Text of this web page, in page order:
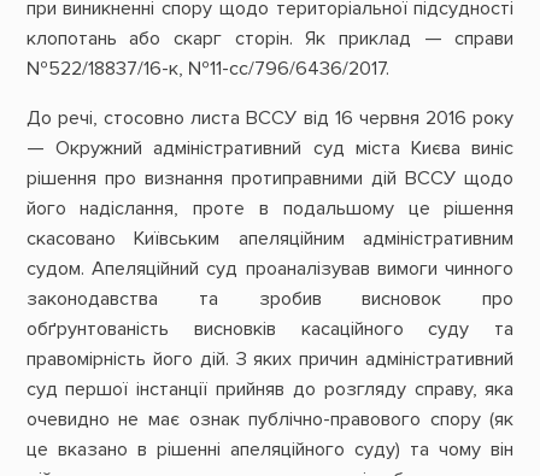
при виникненні спору щодо територіальної підсудності
клопотань або скарг сторін. Як приклад — справи
№522/18837/16-к, №11-сс/796/6436/2017.
До речі, стосовно листа ВССУ від 16 червня 2016 року
— Окружний адміністративний суд міста Києва виніс
рішення про визнання протиправними дій ВССУ щодо
його надіслання, проте в подальшому це рішення
скасовано Київським апеляційним адміністративним
судом. Апеляційний суд проаналізував вимоги чинного
законодавства та зробив висновок про
обґрунтованість висновків касаційного суду та
правомірність його дій. З яких причин адміністративний
суд першої інстанції прийняв до розгляду справу, яка
очевидно не має ознак публічно-правового спору (як
це вказано в рішенні апеляційного суду) та чому він